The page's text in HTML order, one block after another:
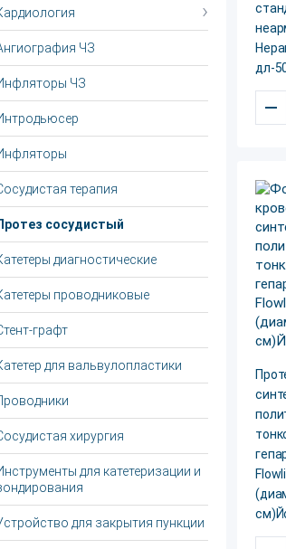
ЧЗ
ЧЗ
терапия
сосудистый
диагностические
проводниковые
графт
для вальвулопластики
хирургия
для катетеризации и
для закрытия пункции
дл-
–